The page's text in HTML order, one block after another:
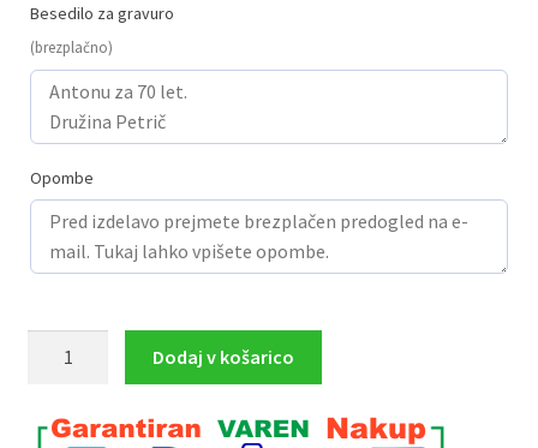
Besedilo za gravuro
(brezplačno)
Opombe
gravuro
Dodaj v košarico